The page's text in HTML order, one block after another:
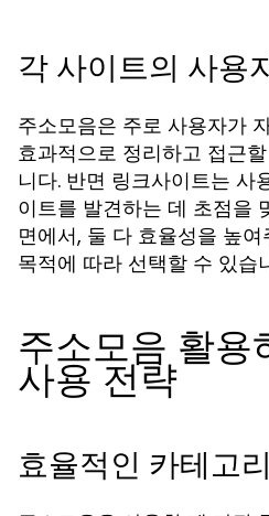
각 사이트의 사용
주소모음은 주로 사용자가
효과적으로 정리하고 접근
니다. 반면 링크사이트는 사
이트를 발견하는 데 초점을
면에서, 둘 다 효율성을 높
목적에 따라 선택할 수 있습
주소모음 활용
사용 전략
효율적인 카테고